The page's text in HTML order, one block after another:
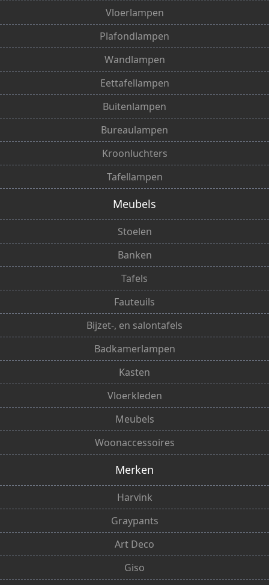
Vloerlampen
Plafondlampen
Wandlampen
Eettafellampen
Buitenlampen
Bureaulampen
Kroonluchters
Tafellampen
Meubels
Stoelen
Banken
Tafels
Fauteuils
Bijzet-, en salontafels
Badkamerlampen
Kasten
Vloerkleden
Meubels
Woonaccessoires
Merken
Harvink
Graypants
Art Deco
Giso